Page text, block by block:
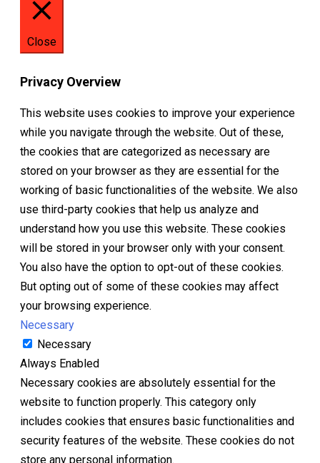
Close
Privacy Overview
This website uses cookies to improve your experience
while you navigate through the website. Out of these,
the cookies that are categorized as necessary are
stored on your browser as they are essential for the
working of basic functionalities of the website. We also
use third-party cookies that help us analyze and
understand how you use this website. These cookies
will be stored in your browser only with your consent.
You also have the option to opt-out of these cookies.
But opting out of some of these cookies may affect
your browsing experience.
Necessary
Necessary
Always Enabled
Necessary cookies are absolutely essential for the
website to function properly. This category only
includes cookies that ensures basic functionalities and
security features of the website. These cookies do not
store any personal information.